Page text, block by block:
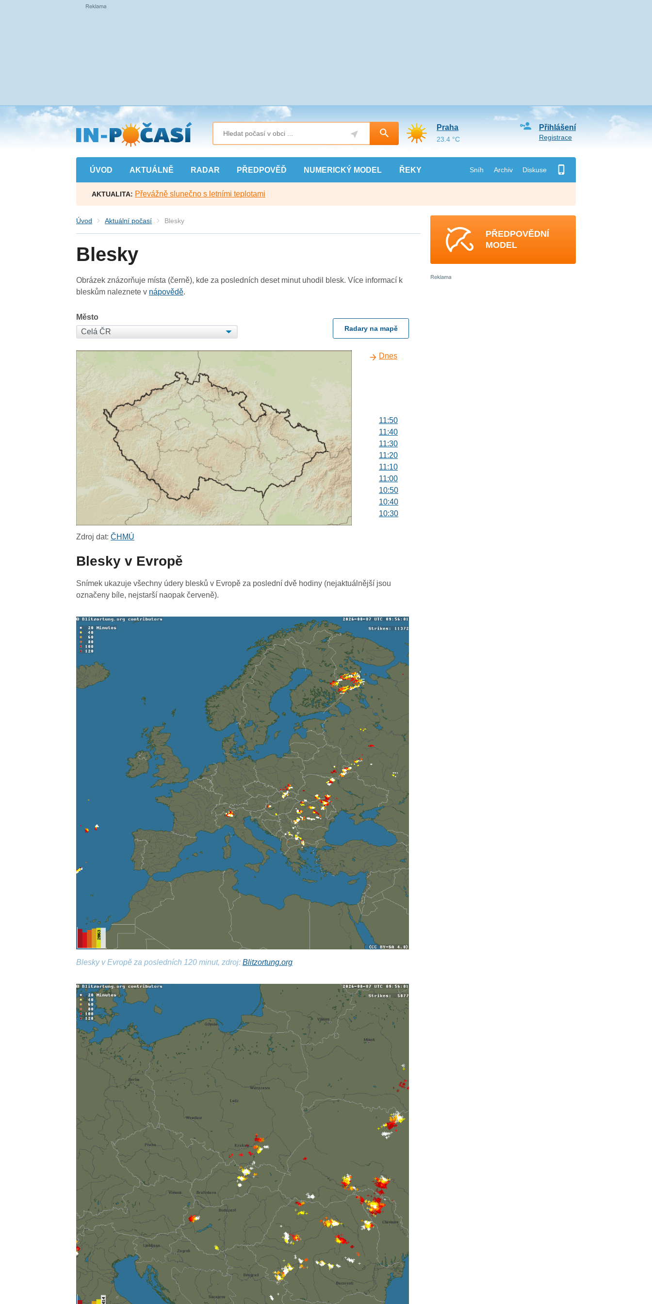
Přejít
na
hlavní
obsah
ÚVOD AKTUÁLNĚ RADAR PŘEDPOVĚĎ NUMERICKÝ MODEL ŘEKY Sníh Archiv Diskuse
Přihlášení
Registrace
Praha
23.4 °C
AKTUALITA: Převážně slunečno s letními teplotami
Úvod Aktuální počasí Blesky
Blesky
Obrázek znázorňuje místa (černě), kde za posledních deset minut uhodil blesk. Více informací k
bleskům naleznete v nápovědě.
Město
Radary na mapě
Dnes
11:50
11:40
11:30
11:20
11:10
11:00
10:50
10:40
10:30
09:30
09:00
08:50
Zdroj dat:ČHMÚ
Blesky v Evropě
Snímek ukazuje všechny údery blesků v Evropě za poslední dvě hodiny (nejaktuálnější jsou
označeny bíle, nejstarší naopak červeně).
Blesky v Evropě za posledních 120 minut, zdroj:Blitzortung.org
PŘEDPOVĚDNÍ
MODEL